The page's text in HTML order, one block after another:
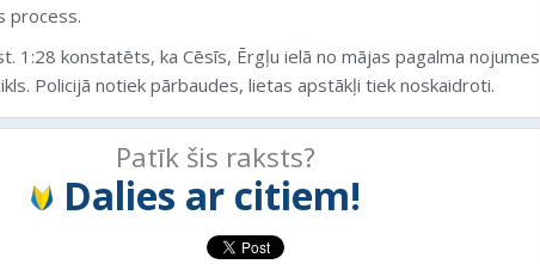
process.
1:28 konstatēts, ka Cēsīs, Ērgļu ielā no mājas pagalma nojumes
Policijā notiek pārbaudes, lietas apstākļi tiek noskaidroti.
Patīk šis raksts?
Dalies ar citiem!